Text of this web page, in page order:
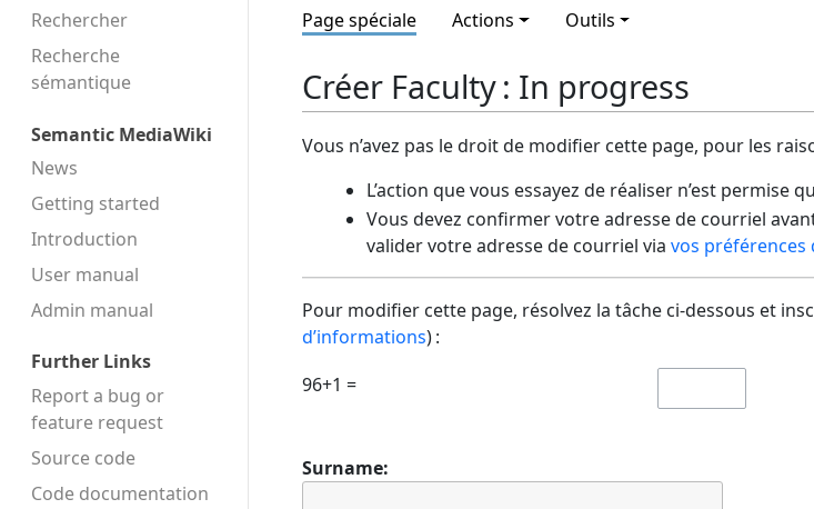
Rechercher
Recherche
sémantique
Semantic MediaWiki
News
Getting started
Introduction
User manual
Admin manual
Further Links
Report a bug or
feature request
Source code
Code docu­mentation
Page spéciale Actions Outils
Créer Faculty : In progress
Vous n’avez pas le droit de modifier cette page, pour les
L’action que vous essayez de réaliser n’est permise
Vous devez confirmer votre adresse de courriel
valider votre adresse de courriel via vos préférences
Pour modifier cette page, résolvez la tâche ci-dessous et
d’informations) :
96+1 =
Surname: